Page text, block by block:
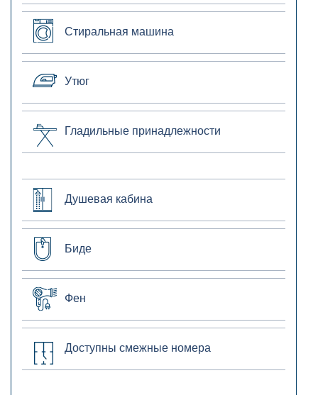
Стиральная машина
Утюг
Гладильные принадлежности
Душевая кабина
Биде
Фен
Доступны смежные номера